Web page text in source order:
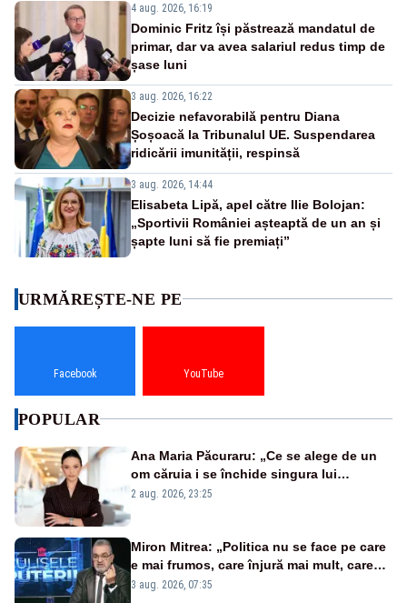
4 aug. 2026, 16:19
Dominic Fritz își păstrează mandatul de
primar, dar va avea salariul redus timp de
șase luni
3 aug. 2026, 16:22
Decizie nefavorabilă pentru Diana
Șoșoacă la Tribunalul UE. Suspendarea
ridicării imunității, respinsă
3 aug. 2026, 14:44
Elisabeta Lipă, apel către Ilie Bolojan:
„Sportivii României așteaptă de un an și
șapte luni să fie premiați”
URMĂREȘTE-NE PE
Facebook YouTube
POPULAR
Ana Maria Păcuraru: „Ce se alege de un
om căruia i se închide singura lui
portiță?”
2 aug. 2026, 23:25
Miron Mitrea: „Politica nu se face pe care
e mai frumos, care înjură mai mult, care
țipă mai tare, ci pe proiecte”
3 aug. 2026, 07:35